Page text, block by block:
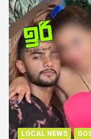
LOCAL NEWS